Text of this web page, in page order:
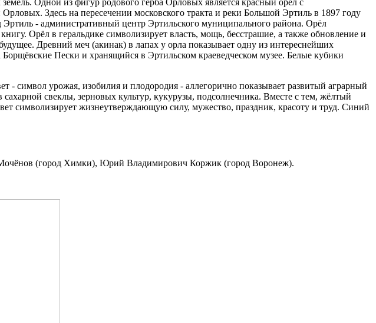
Здесь на пересечении московского тракта и реки Большой Эртиль в 1897 году
- административный центр Эртильского муниципального района. Орёл
Орёл в геральдике символизирует власть, мощь, бесстрашие, а также обновление и
Древний меч (акинак) в лапах у орла показывает одну из интереснейших
Пески и хранящийся в Эртильском краеведческом музее. Белые кубики
- символ урожая, изобилия и плодородия - аллегорично показывает развитый аграрный
свеклы, зерновых культур, кукурузы, подсолнечника. Вместе с тем, жёлтый
символизирует жизнеутверждающую силу, мужество, праздник, красоту и труд. Синий
(город Химки), Юрий Владимирович Коржик (город Воронеж).